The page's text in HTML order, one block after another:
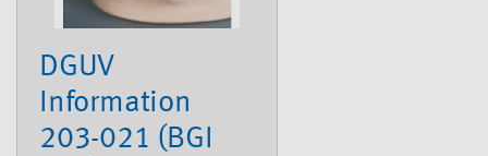
DGUV
Information
203-021 (BGI